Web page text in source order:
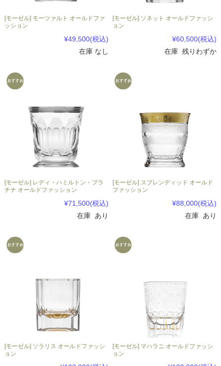
[モーゼル] モーツァルト オールドファ
ッション
¥49,500(税込)
在庫 なし
[モーゼル] ソネット オールドファッシ
ョン
¥60,500(税込)
在庫 残りわずか
[モーゼル] レディ・ハミルトン・プラ
チナ オールドファッション
¥71,500(税込)
在庫 あり
[モーゼル] スプレンディッド オールド
ファッション
¥88,000(税込)
在庫 あり
[モーゼル] ソラリス オールドファッシ
ョン
[モーゼル] マハラニ オールドファッシ
ョン